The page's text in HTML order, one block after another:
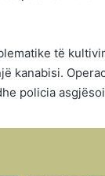
të
kanabisi.
policia